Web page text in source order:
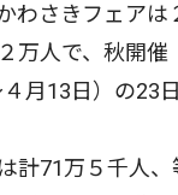
さきフェアは
万人で、秋開
月13日）の23
71万５千人、